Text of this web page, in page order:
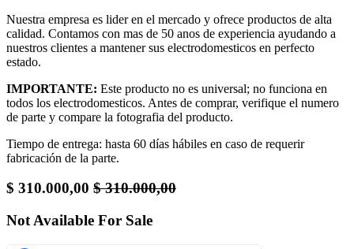
Nuestra empresa es lider en el mercado y ofrece productos de alta
calidad. Contamos con mas de 50 anos de experiencia ayudando a
nuestros clientes a mantener sus electrodomesticos en perfecto
estado.
IMPORTANTE: Este producto no es universal; no funciona en
todos los electrodomesticos. Antes de comprar, verifique el numero
de parte y compare la fotografia del producto.
Tiempo de entrega: hasta 60 días hábiles en caso de requerir
fabricación de la parte.
$ 310.000,00 $310.000,00
Not Available For Sale